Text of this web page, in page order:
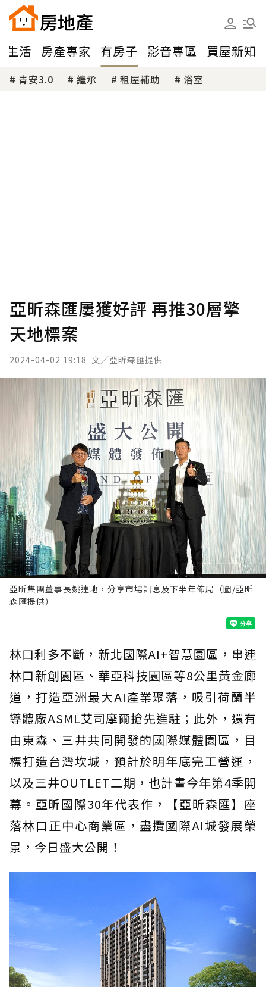
生活 房產專家 有房子 影音專區 買屋新知
青安3.0 繼承 租屋補助 浴室
亞昕森匯屢獲好評 再推30層擎
天地標案
2024-04-02 19:18 文／亞昕森匯提供
亞昕集團董事長姚連地，分享市場訊息及下半年佈局（圖/亞昕
森匯提供）
林口利多不斷，新北國際AI+智慧園區，串連
林口新創園區、華亞科技園區等8公里黃金廊
道，打造亞洲最大AI產業聚落，吸引荷蘭半
導體廠ASML艾司摩爾搶先進駐；此外，還有
由東森、三井共同開發的國際媒體園區，目
標打造台灣坎城，預計於明年底完工營運，
以及三井OUTLET二期，也計畫今年第4季開
幕。亞昕國際30年代表作，【亞昕森匯】座
落林口正中心商業區，盡攬國際AI城發展榮
景，今日盛大公開！